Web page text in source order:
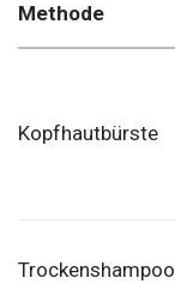
Methode
Kopfhautbürste
Trockenshampoo